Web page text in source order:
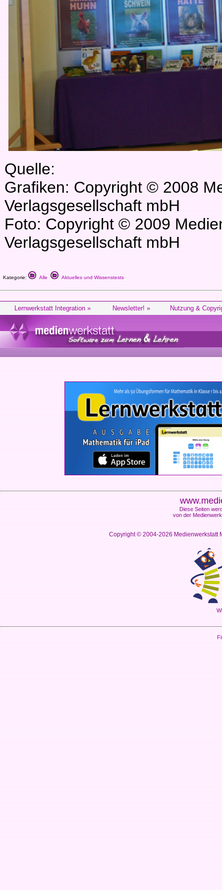
Quelle:
Grafiken: Copyright © 2008
Verlagsgesellschaft mbH
Foto: Copyright © 2009
Verlagsgesellschaft mbH
Kategorie: Alle Aktuelles und Wissenstests
Lernwerkstatt Integration » Newsletter! » Nutzung &
Diese Seiten
von der
Copyright © 2004-2026Medienwerkstatt